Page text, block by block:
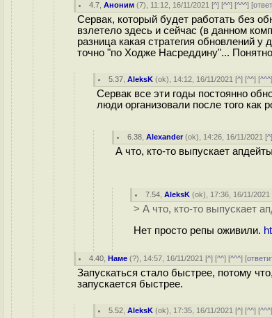
4.7 ,Аноним (7), 11:12, 16/11/2021 [^] [^^] [^^^] [
Сервак, который будет работать без
взлетело здесь и сейчас (в данном
разница какая стратегия обновлений
точно "по Ходже Насреддину"...
5.37 ,AleksK (ok), 14:12, 16/11/2021 [^] [^^] [^^^
Сервак все эти годы постоянно
люди организовали после того как
6.38 ,Alexander(ok), 14:26, 16/11/2021 [^
А что, кто-то выпускает
7.54 ,AleksK (ok), 17:36, 16/11/2021
> А что, кто-то выпускает
Нет просто репы оживили.
4.40 ,Наме (?), 14:57, 16/11/2021 [^] [^^] [^^^] [
Запускаться стало быстрее, потому
запускается быстрее.
5.52 ,AleksK (ok), 17:35, 16/11/2021 [^] [^^] [^^^